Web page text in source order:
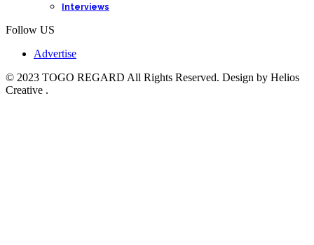
Interviews
Follow US
Advertise
© 2023 TOGO REGARD All Rights Reserved. Design by Helios
Creative .